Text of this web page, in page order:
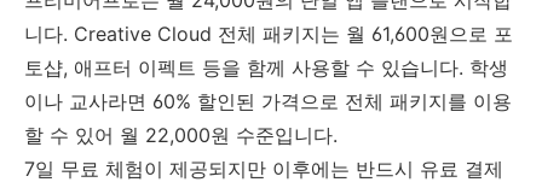
니다. Creative Cloud 전체 패키지는 월 61,600원으로 포
토샵, 애프터 이펙트 등을 함께 사용할 수 있습니다. 학생
이나 교사라면 60% 할인된 가격으로 전체 패키지를 이용
할 수 있어 월 22,000원 수준입니다.
7일 무료 체험이 제공되지만 이후에는 반드시 유료 결제